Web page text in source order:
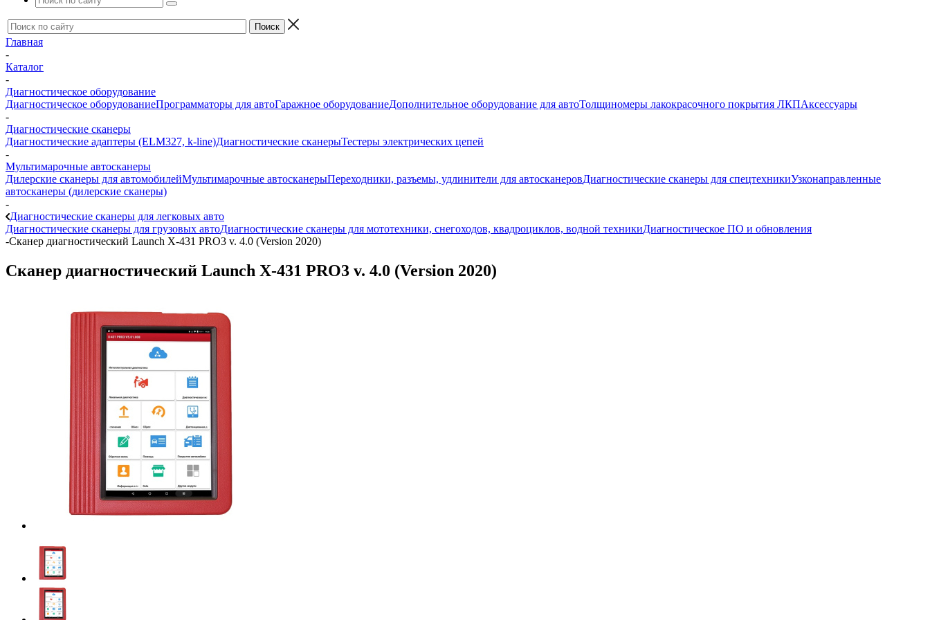
Главная
-
Каталог
-
Диагностическое оборудование
Диагностическое оборудованиеПрограмматоры для автоГаражное оборудованиеДополнительное оборудование для автоТолщиномеры лакокрасочного покрытия ЛКПАксессуары
-
Диагностические сканеры
Диагностические адаптеры (ELM327, k-line)Диагностические сканерыТестеры электрических цепей
-
Мультимарочные автосканеры
Дилерские сканеры для автомобилейМультимарочные автосканерыПереходники, разъемы, удлинители для автосканеровДиагностические сканеры для спецтехникиУзконаправленные
автосканеры (дилерские сканеры)
-
Диагностические сканеры для легковых авто
Диагностические сканеры для грузовых автоДиагностические сканеры для мототехники, снегоходов, квадроциклов, водной техникиДиагностическое ПО и обновления
-Сканер диагностический Launch X-431 PRO3 v. 4.0 (Version 2020)
Сканер диагностический Launch X-431 PRO3 v. 4.0 (Version 2020)